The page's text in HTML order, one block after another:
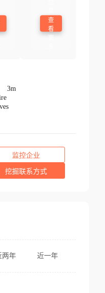
查
看
3m
监控企业
挖掘联系方式
两年 近一年